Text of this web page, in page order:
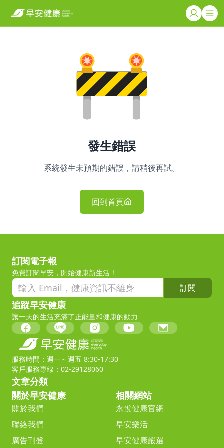
發生錯誤
系統發生未預期的錯誤，請稍後再試。
回到首頁
訂閱電子報
免費訂閱早安，開始健康新生活！
訂閱
追蹤早安健康
讓一天的生活充滿了正能量和健康的動力
服務時間：週一～週五 8:30-17:30
客戶服務專線：02-29128060
文章分類
關於早安健康
關於我們
聯絡我們
廣告刊登
相關網站
永悅健康官網
早安樂活
早安健康嚴選